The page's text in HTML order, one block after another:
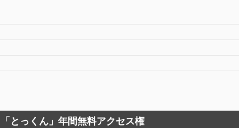
とっくん」年間無料アクセス権